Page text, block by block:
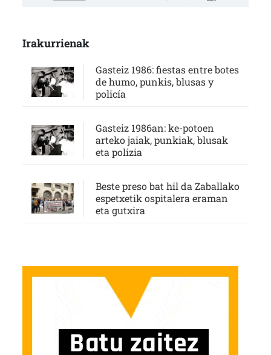
Irakurrienak
Gasteiz 1986: fiestas entre botes
de humo, punkis, blusas y
policía
Gasteiz 1986an: ke-potoen
arteko jaiak, punkiak, blusak
eta polizia
Beste preso bat hil da Zaballako
espetxetik ospitalera eraman
eta gutxira